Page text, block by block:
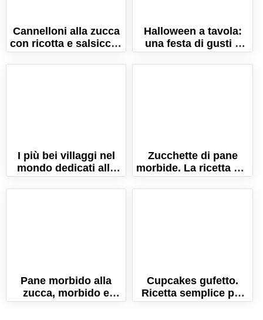
Cannelloni alla zucca
con ricotta e salsiccia.
Ricetta tradizionale al
forno!
Halloween a tavola:
una festa di gusti e
orrore per tutti i sensi!
I più bei villaggi nel
mondo dedicati alla
zucca!
Zucchette di pane
morbide. La ricetta dei
panini alla zucca di
Halloween!
Pane morbido alla
zucca, morbido e
colorato
Cupcakes gufetto.
Ricetta semplice per
un dolce di Halloween!